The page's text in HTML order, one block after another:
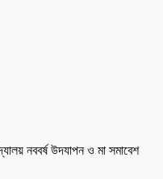
নববর্ষ উদযাপন ও মা সমাবেশ